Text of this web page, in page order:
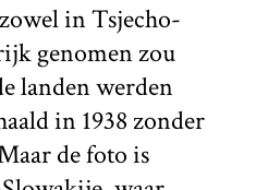
in Tsjecho-
genomen zou
landen werden
in 1938 zonder
de foto is